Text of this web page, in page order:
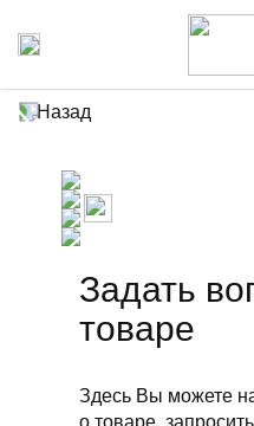
Назад
Задать
товаре
Здесь Вы можете
о товаре,